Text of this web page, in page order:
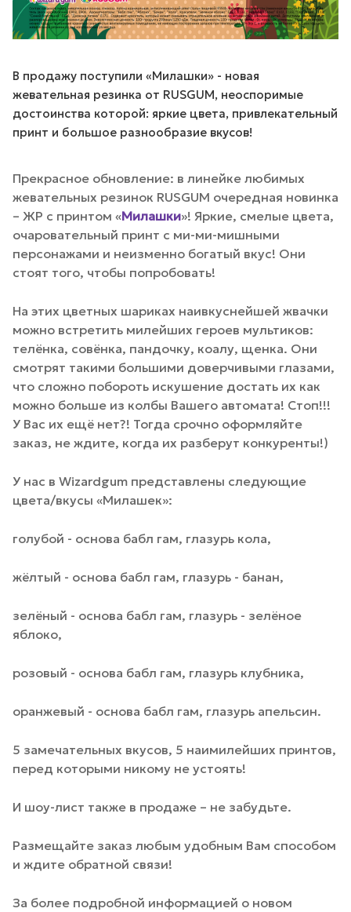
В продажу поступили «Милашки» - новая
жевательная резинка от RUSGUM, неоспоримые
достоинства которой: яркие цвета, привлекательный
принт и большое разнообразие вкусов!
Прекрасное обновление: в линейке любимых
жевательных резинок RUSGUM очередная новинка
– ЖР с принтом «Милашки»! Яркие, смелые цвета,
очаровательный принт с ми-ми-мишными
персонажами и неизменно богатый вкус! Они
стоят того, чтобы попробовать!
На этих цветных шариках наивкуснейшей жвачки
можно встретить милейших героев мультиков:
телёнка, совёнка, пандочку, коалу, щенка. Они
смотрят такими большими доверчивыми глазами,
что сложно побороть искушение достать их как
можно больше из колбы Вашего автомата! Стоп!!!
У Вас их ещё нет?! Тогда срочно оформляйте
заказ, не ждите, когда их разберут конкуренты!)
У нас в Wizardgum представлены следующие
цвета/вкусы «Милашек»:
голубой - основа бабл гам, глазурь кола,
жёлтый - основа бабл гам, глазурь - банан,
зелёный - основа бабл гам, глазурь - зелёное
яблоко,
розовый - основа бабл гам, глазурь клубника,
оранжевый - основа бабл гам, глазурь апельсин.
5 замечательных вкусов, 5 наимилейших принтов,
перед которыми никому не устоять!
И шоу-лист также в продаже – не забудьте.
Размещайте заказ любым удобным Вам способом
и ждите обратной связи!
За более подробной информацией о новом